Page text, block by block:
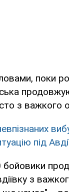
поки
з важкого
під
бойовики
з